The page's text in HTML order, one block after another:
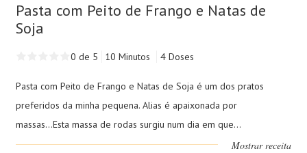
Pasta com Peito de Frango e Natas de
Soja
0 de 5 10 Minutos 4 Doses
Pasta com Peito de Frango e Natas de Soja é um dos pratos
preferidos da minha pequena. Alias é apaixonada por
massas...Esta massa de rodas surgiu num dia em que...
Mostrar receita